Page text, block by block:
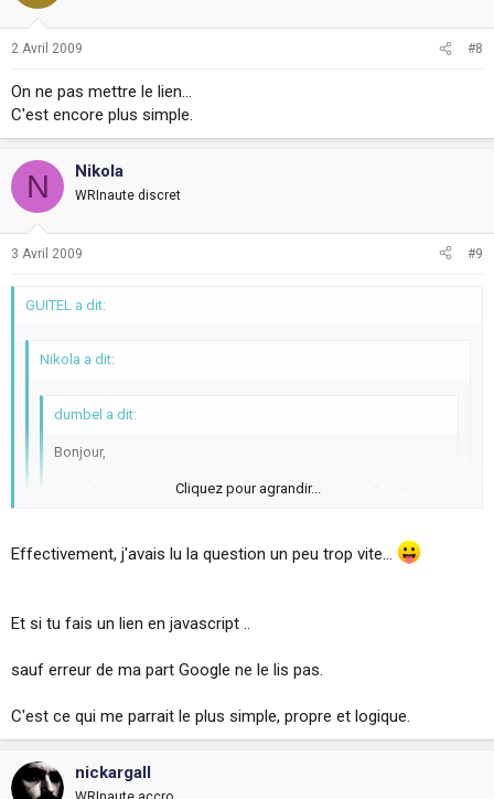
2 Avril 2009 #8
On ne pas mettre le lien...
C'est encore plus simple.
N Nikola
WRInaute discret
3 Avril 2009 #9
GUITEL a dit:
Nikola a dit:
dumbel a dit:
Bonjour,
je souhaiterais ne pas utiliser le rel=nofollow pour l'un des
l'intermédiaire du "robots.txt" du style:
J'ai bon :?:
Dans robot.txt :
Disallow: /ton-repertoire/ta-page.html
Là il bloque toute une page pas un seul lien ?
Cliquez pour agrandir...
Effectivement, j'avais lu la question un peu trop vite...
Et si tu fais un lien en javascript ..
sauf erreur de ma part Google ne le lis pas.
C'est ce qui me parrait le plus simple, propre et logique.
nickargall